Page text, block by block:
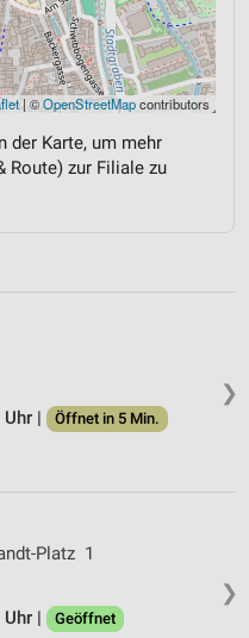
| ©OpenStreetMapcontributors
der Karte, um mehr
Route) zur Filiale zu
❯
|
Öffnet in 5 Min.
❯
Platz 1
|
Geöffnet